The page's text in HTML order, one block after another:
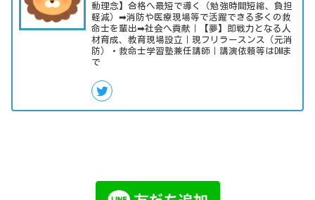
動理念】合格へ最短で導く（勉強時間短縮、負担
軽減）➡消防や医療現場等で活躍できる多くの救
命士を輩出➡社会へ貢献｜【夢】即戦力となる人
材育成、教育現場設立｜現フリラースンス（元消
防）・救命士学習塾兼任講師｜講演依頼等はDMま
で